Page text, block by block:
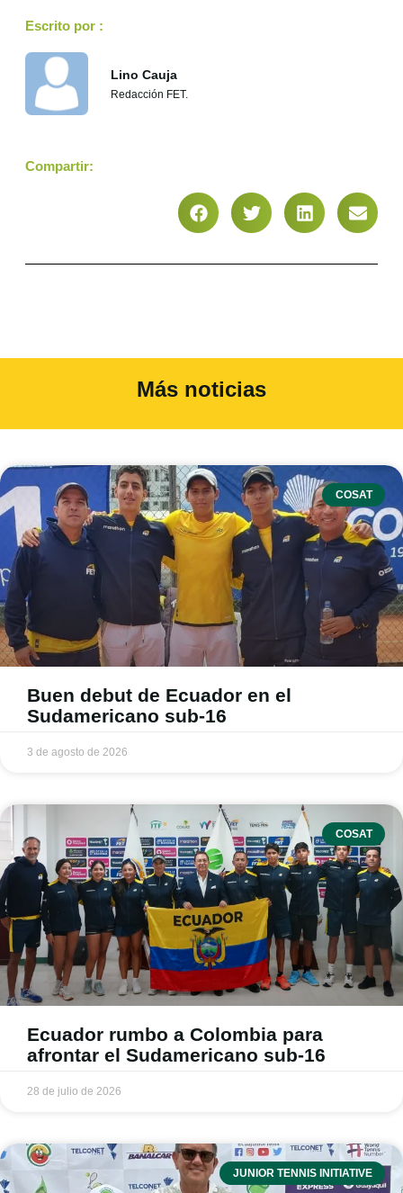
Escrito por :
Lino Cauja
Redacción FET.
Compartir:
Más noticias
COSAT
Buen debut de Ecuador en el
Sudamericano sub-16
3 de agosto de 2026
COSAT
Ecuador rumbo a Colombia para
afrontar el Sudamericano sub-16
28 de julio de 2026
JUNIOR TENNIS INITIATIVE